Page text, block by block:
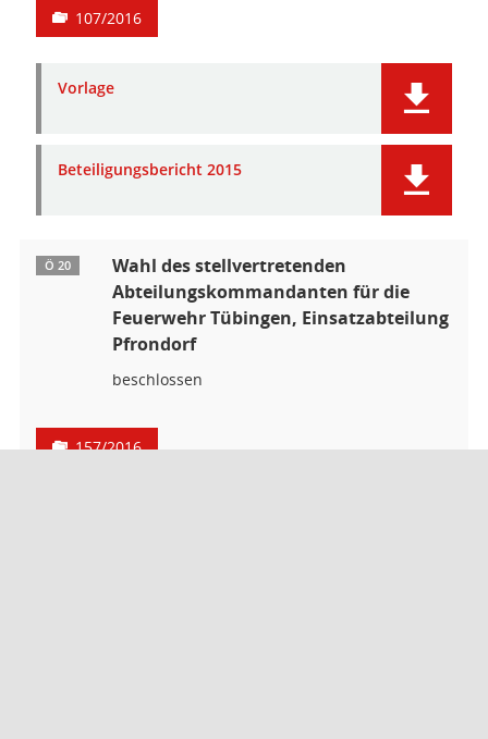
107/2016
Vorlage
Beteiligungsbericht 2015
Ö 20
Wahl des stellvertretenden
Abteilungskommandanten für die
Feuerwehr Tübingen, Einsatzabteilung
Pfrondorf
beschlossen
157/2016